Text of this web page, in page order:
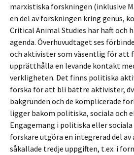
marxistiska forskningen (inklusive
en del av forskningen kring genus,
Critical Animal Studies har haft och
agenda. Överhuvudtaget ses
och aktivister som väsentlig för att
upprätthålla en levande kontakt
verkligheten. Det finns politiska
forska för att bli bättre aktivister,
bakgrunden och de komplicerade
ligger bakom politiska, sociala och
Engagemang i politiska eller
forskare utgöra en integrerad del av
såkallade tredje uppgiften, t.ex. i